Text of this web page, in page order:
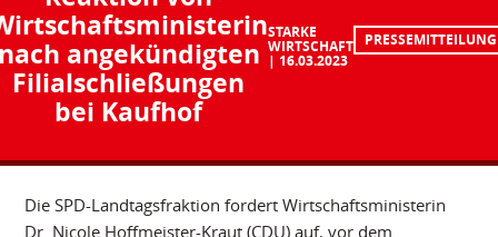
angekündigten
Filialschließungen
bei Kaufhof
STARKE
WIRTSCHAFT
16.03.2023
PRESSEMITTEILUNG
Die SPD-Landtagsfraktion fordert Wirtschaftsministerin
Dr. Nicole Hoffmeister-Kraut (CDU) auf, vor dem